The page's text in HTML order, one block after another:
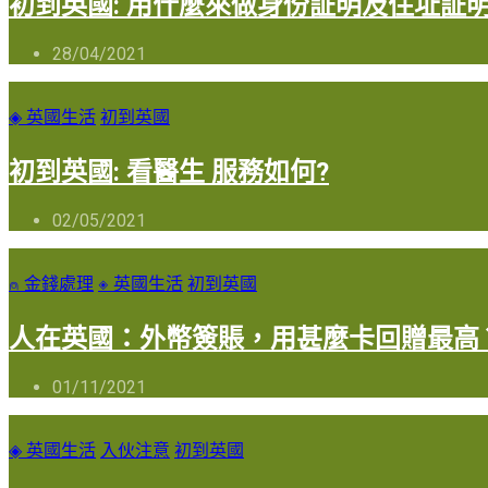
28/04/2021
◈ 英國生活 初到英國
初到英國: 看醫生 服務如何?
02/05/2021
⍝ 金錢處理 ◈ 英國生活 初到英國
人在英國：外幣簽賬，用甚麼卡回贈最高
01/11/2021
◈ 英國生活 入伙注意 初到英國